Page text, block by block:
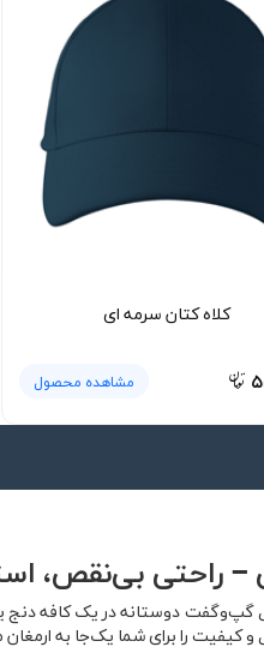
کلاه کتان سرمه ای
مشاهده محصول
دوستانه در یک کافه دنج
کیفیت را برای شما یک‌جا به ارمغان